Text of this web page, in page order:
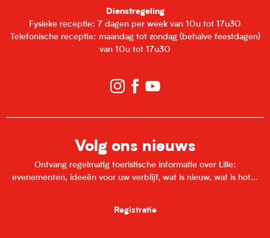
Dienstregeling
Fysieke receptie: 7 dagen per week van 10u tot 17u30
Telefonische receptie: maandag tot zondag (behalve feestdagen)
van 10u tot 17u30
Volg ons nieuws
Ontvang regelmatig toeristische informatie over Lille:
evenementen, ideeën voor uw verblijf, wat is nieuw, wat is hot...
Registratie